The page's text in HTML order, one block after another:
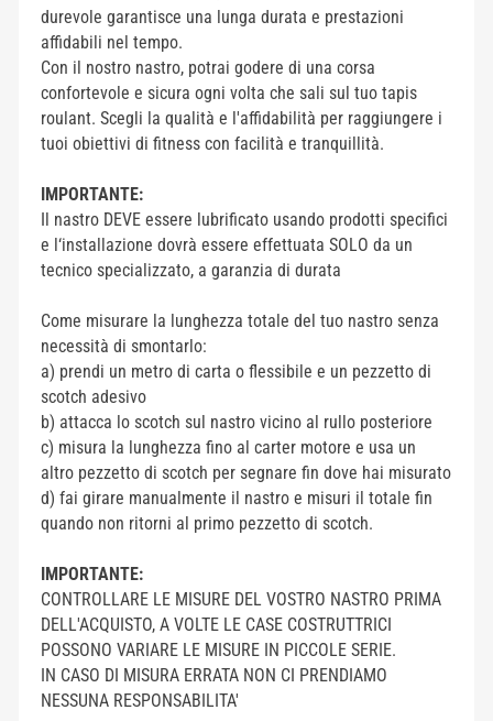
durevole garantisce una lunga durata e prestazioni
affidabili nel tempo.
Con il nostro nastro, potrai godere di una corsa
confortevole e sicura ogni volta che sali sul tuo tapis
roulant. Scegli la qualità e l'affidabilità per raggiungere i
tuoi obiettivi di fitness con facilità e tranquillità.
IMPORTANTE:
Il nastro DEVE essere lubrificato usando prodotti specifici
e l‘installazione dovrà essere effettuata SOLO da un
tecnico specializzato, a garanzia di durata
Come misurare la lunghezza totale del tuo nastro senza
necessità di smontarlo:
a) prendi un metro di carta o flessibile e un pezzetto di
scotch adesivo
b) attacca lo scotch sul nastro vicino al rullo posteriore
c) misura la lunghezza fino al carter motore e usa un
altro pezzetto di scotch per segnare fin dove hai misurato
d) fai girare manualmente il nastro e misuri il totale fin
quando non ritorni al primo pezzetto di scotch.
IMPORTANTE:
CONTROLLARE LE MISURE DEL VOSTRO NASTRO PRIMA
DELL'ACQUISTO, A VOLTE LE CASE COSTRUTTRICI
POSSONO VARIARE LE MISURE IN PICCOLE SERIE.
IN CASO DI MISURA ERRATA NON CI PRENDIAMO
NESSUNA RESPONSABILITA'